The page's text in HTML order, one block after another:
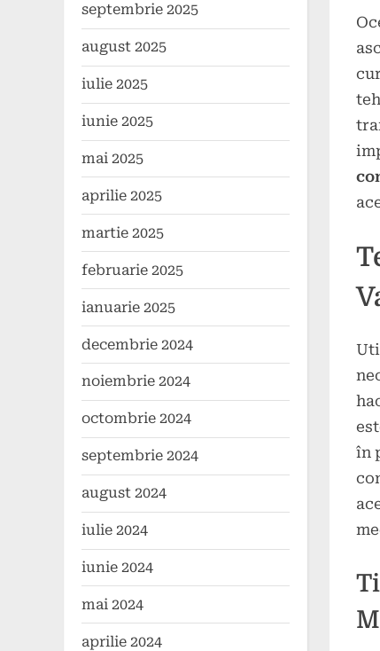
on
9By
în
septembrie 2025
august 2025
iulie 2025
iunie 2025
mai 2025
aprilie 2025
martie 2025
februarie 2025
ianuarie 2025
decembrie 2024
noiembrie 2024
octombrie 2024
septembrie 2024
august 2024
iulie 2024
iunie 2024
mai 2024
aprilie 2024